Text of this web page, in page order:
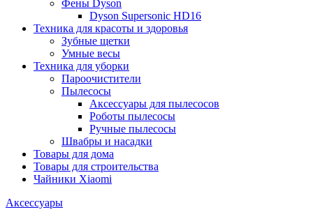
Фены Dyson
Dyson Supersonic HD16
Техника для красоты и здоровья
Зубные щетки
Умные весы
Техника для уборки
Пароочистители
Пылесосы
Аксессуары для пылесосов
Роботы пылесосы
Ручные пылесосы
Швабры и насадки
Товары для дома
Товары для строительства
Чайники Xiaomi
Аксессуары